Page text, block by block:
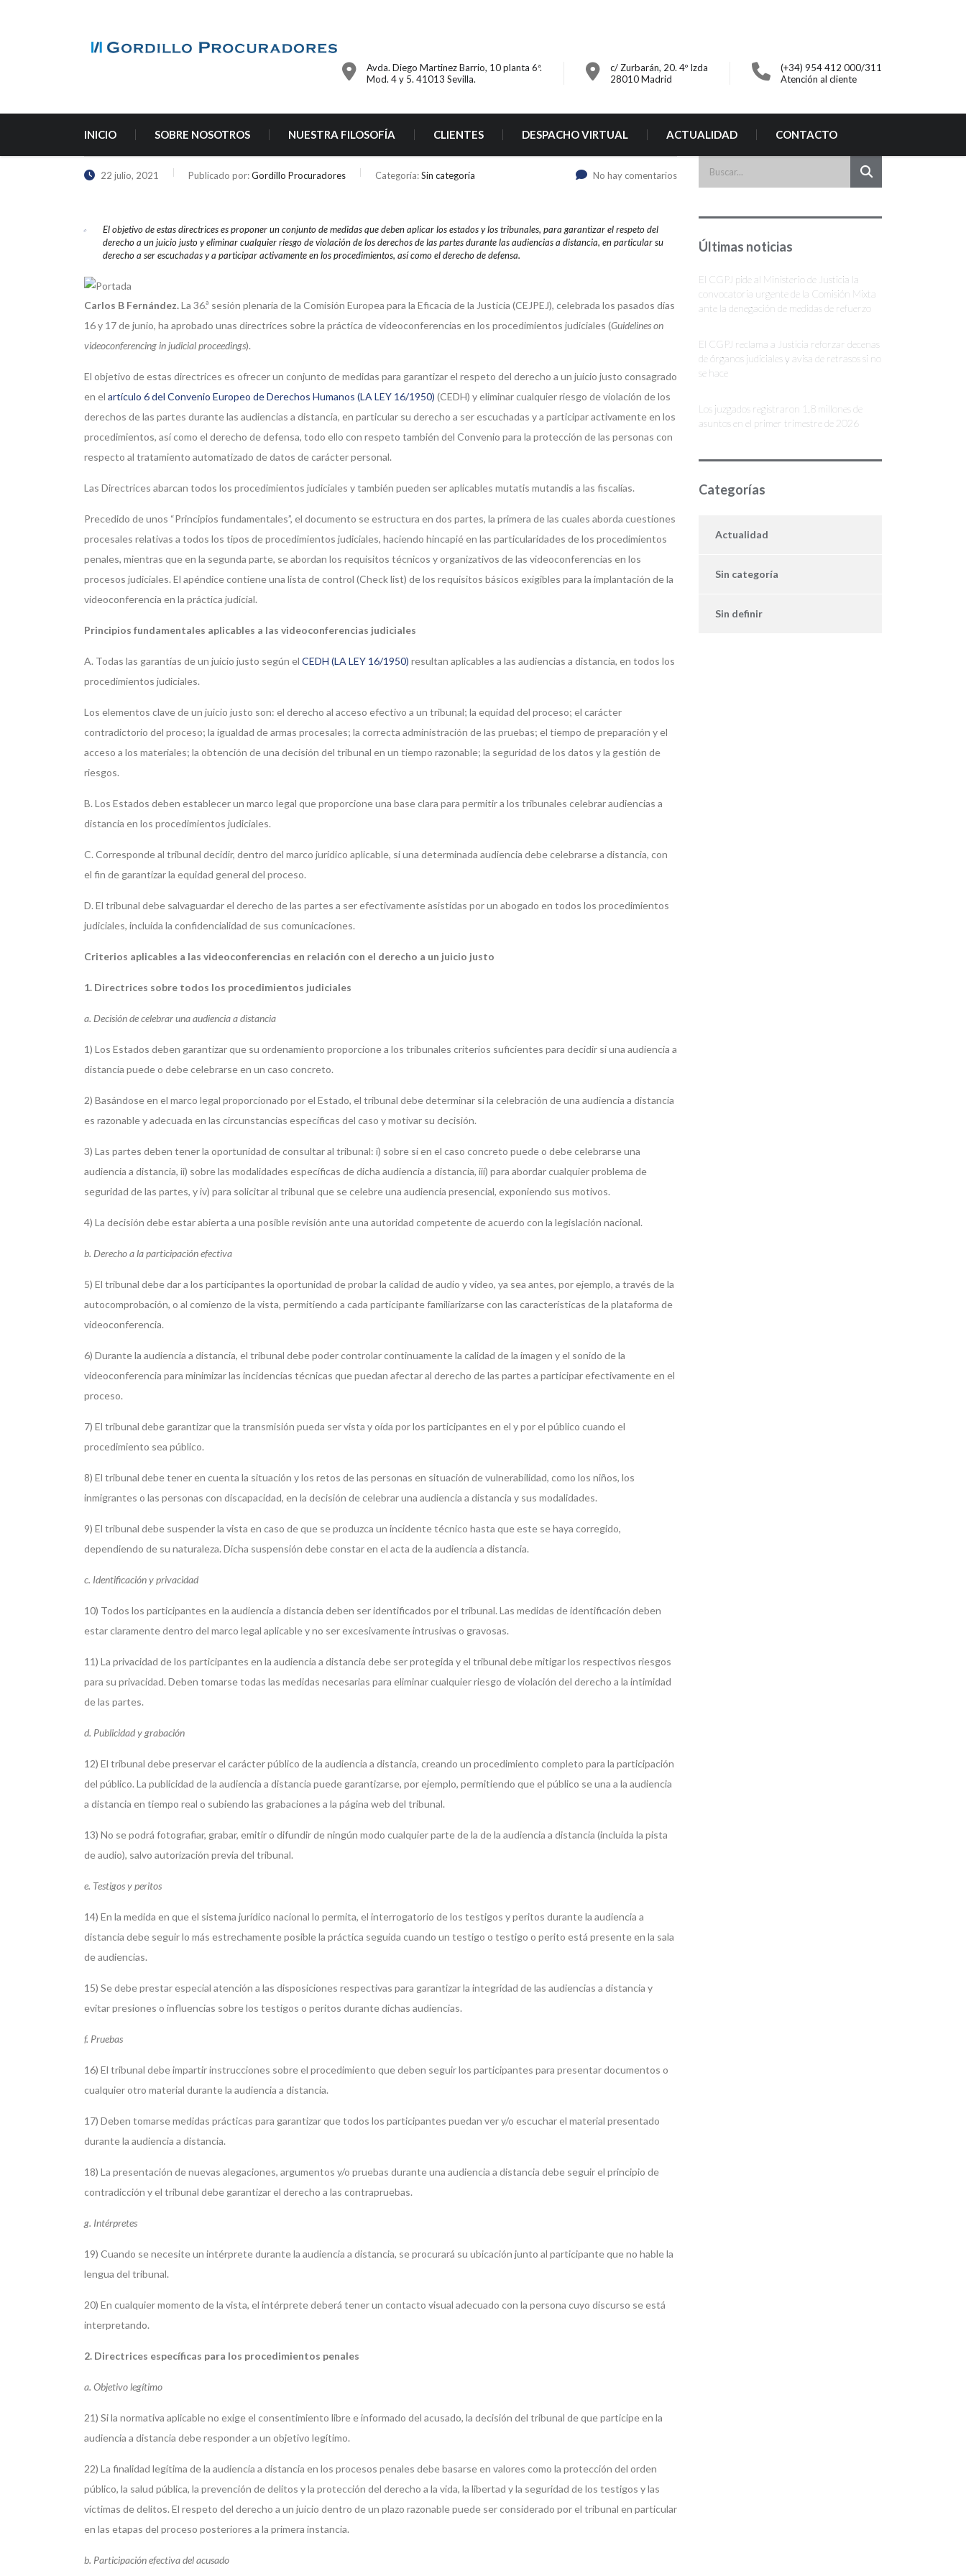
Avda. Diego Martinez Barrio, 10 planta 6ª.
Mod. 4 y 5. 41013 Sevilla.
c/ Zurbarán, 20. 4º Izda
28010 Madrid
(+34) 954 412 000/311
Atención al cliente
INICIO SOBRE NOSOTROS NUESTRA FILOSOFÍA CLIENTES DESPACHO VIRTUAL ACTUALIDAD CONTACTO
22 julio, 2021 Publicado por:Gordillo Procuradores Categoría:Sin categoría No hay comentarios
El objetivo de estas directrices es proponer un conjunto de medidas que deben aplicar los estados y los tribunales, para garantizar el respeto del
derecho a un juicio justo y eliminar cualquier riesgo de violación de los derechos de las partes durante las audiencias a distancia, en particular su
derecho a ser escuchadas y a participar activamente en los procedimientos, así como el derecho de defensa.
Carlos B Fernández.La 36.ª sesión plenaria de la Comisión Europea para la Eficacia de la Justicia (CEJPEJ), celebrada los pasados días
16 y 17 de junio, ha aprobado unas directrices sobre la práctica de videoconferencias en los procedimientos judiciales (Guidelines on
videoconferencing in judicial proceedings).
El objetivo de estas directrices es ofrecer un conjunto de medidas para garantizar el respeto del derecho a un juicio justo consagrado
en el artículo 6 del Convenio Europeo de Derechos Humanos (LA LEY 16/1950) (CEDH) y eliminar cualquier riesgo de violación de los
derechos de las partes durante las audiencias a distancia, en particular su derecho a ser escuchadas y a participar activamente en los
procedimientos, así como el derecho de defensa, todo ello con respeto también del Convenio para la protección de las personas con
respecto al tratamiento automatizado de datos de carácter personal.
Las Directrices abarcan todos los procedimientos judiciales y también pueden ser aplicables mutatis mutandis a las fiscalías.
Precedido de unos “Principios fundamentales”, el documento se estructura en dos partes, la primera de las cuales aborda cuestiones
procesales relativas a todos los tipos de procedimientos judiciales, haciendo hincapié en las particularidades de los procedimientos
penales, mientras que en la segunda parte, se abordan los requisitos técnicos y organizativos de las videoconferencias en los
procesos judiciales. El apéndice contiene una lista de control (Check list) de los requisitos básicos exigibles para la implantación de la
videoconferencia en la práctica judicial.
Principios fundamentales aplicables a las videoconferencias judiciales
A. Todas las garantías de un juicio justo según el CEDH (LA LEY 16/1950) resultan aplicables a las audiencias a distancia, en todos los
procedimientos judiciales.
Los elementos clave de un juicio justo son: el derecho al acceso efectivo a un tribunal; la equidad del proceso; el carácter
contradictorio del proceso; la igualdad de armas procesales; la correcta administración de las pruebas; el tiempo de preparación y el
acceso a los materiales; la obtención de una decisión del tribunal en un tiempo razonable; la seguridad de los datos y la gestión de
riesgos.
B. Los Estados deben establecer un marco legal que proporcione una base clara para permitir a los tribunales celebrar audiencias a
distancia en los procedimientos judiciales.
C. Corresponde al tribunal decidir, dentro del marco jurídico aplicable, si una determinada audiencia debe celebrarse a distancia, con
el fin de garantizar la equidad general del proceso.
D. El tribunal debe salvaguardar el derecho de las partes a ser efectivamente asistidas por un abogado en todos los procedimientos
judiciales, incluida la confidencialidad de sus comunicaciones.
Criterios aplicables a las videoconferencias en relación con el derecho a un juicio justo
1. Directrices sobre todos los procedimientos judiciales
a. Decisión de celebrar una audiencia a distancia
1) Los Estados deben garantizar que su ordenamiento proporcione a los tribunales criterios suficientes para decidir si una audiencia a
distancia puede o debe celebrarse en un caso concreto.
2) Basándose en el marco legal proporcionado por el Estado, el tribunal debe determinar si la celebración de una audiencia a distancia
es razonable y adecuada en las circunstancias específicas del caso y motivar su decisión.
3) Las partes deben tener la oportunidad de consultar al tribunal: i) sobre si en el caso concreto puede o debe celebrarse una
audiencia a distancia, ii) sobre las modalidades específicas de dicha audiencia a distancia, iii) para abordar cualquier problema de
seguridad de las partes, y iv) para solicitar al tribunal que se celebre una audiencia presencial, exponiendo sus motivos.
4) La decisión debe estar abierta a una posible revisión ante una autoridad competente de acuerdo con la legislación nacional.
b. Derecho a la participación efectiva
5) El tribunal debe dar a los participantes la oportunidad de probar la calidad de audio y vídeo, ya sea antes, por ejemplo, a través de la
autocomprobación, o al comienzo de la vista, permitiendo a cada participante familiarizarse con las características de la plataforma de
videoconferencia.
6) Durante la audiencia a distancia, el tribunal debe poder controlar continuamente la calidad de la imagen y el sonido de la
videoconferencia para minimizar las incidencias técnicas que puedan afectar al derecho de las partes a participar efectivamente en el
proceso.
7) El tribunal debe garantizar que la transmisión pueda ser vista y oída por los participantes en el y por el público cuando el
procedimiento sea público.
8) El tribunal debe tener en cuenta la situación y los retos de las personas en situación de vulnerabilidad, como los niños, los
inmigrantes o las personas con discapacidad, en la decisión de celebrar una audiencia a distancia y sus modalidades.
9) El tribunal debe suspender la vista en caso de que se produzca un incidente técnico hasta que este se haya corregido,
dependiendo de su naturaleza. Dicha suspensión debe constar en el acta de la audiencia a distancia.
c. Identificación y privacidad
10) Todos los participantes en la audiencia a distancia deben ser identificados por el tribunal. Las medidas de identificación deben
estar claramente dentro del marco legal aplicable y no ser excesivamente intrusivas o gravosas.
11) La privacidad de los participantes en la audiencia a distancia debe ser protegida y el tribunal debe mitigar los respectivos riesgos
para su privacidad. Deben tomarse todas las medidas necesarias para eliminar cualquier riesgo de violación del derecho a la intimidad
de las partes.
d. Publicidad y grabación
12) El tribunal debe preservar el carácter público de la audiencia a distancia, creando un procedimiento completo para la participación
del público. La publicidad de la audiencia a distancia puede garantizarse, por ejemplo, permitiendo que el público se una a la audiencia
a distancia en tiempo real o subiendo las grabaciones a la página web del tribunal.
13) No se podrá fotografiar, grabar, emitir o difundir de ningún modo cualquier parte de la de la audiencia a distancia (incluida la pista
de audio), salvo autorización previa del tribunal.
e. Testigos y peritos
14) En la medida en que el sistema jurídico nacional lo permita, el interrogatorio de los testigos y peritos durante la audiencia a
distancia debe seguir lo más estrechamente posible la práctica seguida cuando un testigo o testigo o perito está presente en la sala
de audiencias.
15) Se debe prestar especial atención a las disposiciones respectivas para garantizar la integridad de las audiencias a distancia y
evitar presiones o influencias sobre los testigos o peritos durante dichas audiencias.
f. Pruebas
16) El tribunal debe impartir instrucciones sobre el procedimiento que deben seguir los participantes para presentar documentos o
cualquier otro material durante la audiencia a distancia.
17) Deben tomarse medidas prácticas para garantizar que todos los participantes puedan ver y/o escuchar el material presentado
durante la audiencia a distancia.
18) La presentación de nuevas alegaciones, argumentos y/o pruebas durante una audiencia a distancia debe seguir el principio de
contradicción y el tribunal debe garantizar el derecho a las contrapruebas.
g. Intérpretes
19) Cuando se necesite un intérprete durante la audiencia a distancia, se procurará su ubicación junto al participante que no hable la
lengua del tribunal.
20) En cualquier momento de la vista, el intérprete deberá tener un contacto visual adecuado con la persona cuyo discurso se está
interpretando.
2. Directrices específicas para los procedimientos penales
a. Objetivo legítimo
21) Si la normativa aplicable no exige el consentimiento libre e informado del acusado, la decisión del tribunal de que participe en la
audiencia a distancia debe responder a un objetivo legítimo.
22) La finalidad legítima de la audiencia a distancia en los procesos penales debe basarse en valores como la protección del orden
público, la salud pública, la prevención de delitos y la protección del derecho a la vida, la libertad y la seguridad de los testigos y las
víctimas de delitos. El respeto del derecho a un juicio dentro de un plazo razonable puede ser considerado por el tribunal en particular
en las etapas del proceso posteriores a la primera instancia.
b. Participación efectiva del acusado
Últimas noticias
El CGPJ pide al Ministerio de Justicia la
convocatoria urgente de la Comisión Mixta
ante la denegación de medidas de refuerzo
El CGPJ reclama a Justicia reforzar decenas
de órganos judiciales y avisa de retrasos si no
se hace
Los juzgados registraron 1,8 millones de
asuntos en el primer trimestre de 2026
Categorías
Actualidad
Sin categoría
Sin definir